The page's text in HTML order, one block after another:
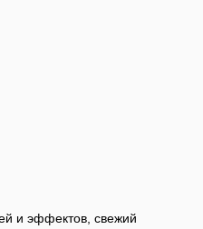
и эффектов, свежий